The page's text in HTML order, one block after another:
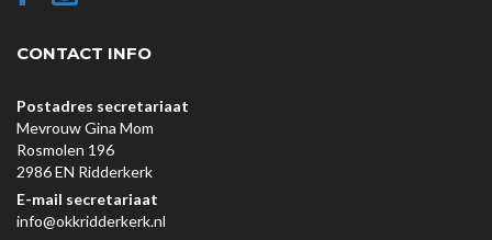
CONTACT INFO
Postadres secretariaat
Mevrouw Gina Mom
Rosmolen 196
2986 EN Ridderkerk
E-mail secretariaat
info@okkridderkerk.nl